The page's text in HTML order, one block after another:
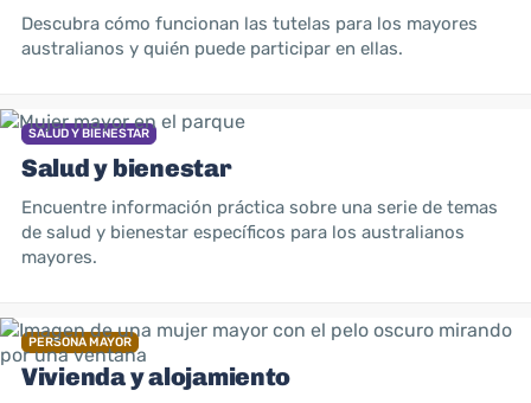
Descubra cómo funcionan las tutelas para los mayores
australianos y quién puede participar en ellas.
SALUD Y BIENESTAR
Salud y bienestar
Encuentre información práctica sobre una serie de temas
de salud y bienestar específicos para los australianos
mayores.
PERSONA MAYOR
Vivienda y alojamiento